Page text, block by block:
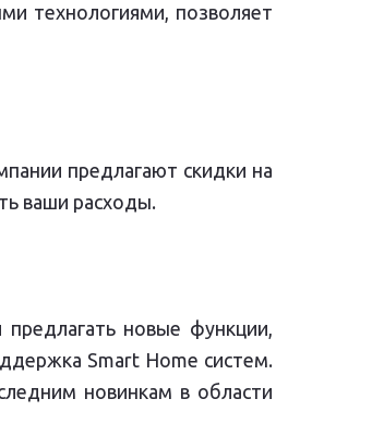
технологиями, позволяет
предлагают скидки на
ваши расходы.
новые функции,
Smart Home систем.
новинкам в области